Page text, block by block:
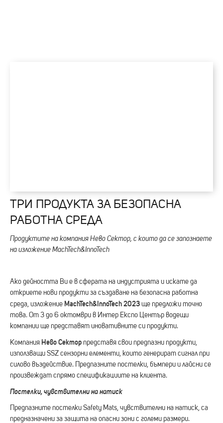
ТРИ ПРОДУКТА ЗА БЕЗОПАСНА
РАБОТНА СРЕДА
Продуктите на компания Нево Сектор, с които да се запознаете
на изложение MachTech&InnoTech
Ако дейността Ви е в сферата на индустрията и искате да
откриете нови продукти за създаване на безопасна работна
среда, изложение MachTech&InnoTech 2023 ще прeдложи точно
това. От 3 до 6 октомври в Интер Експо Център водещи
компании ще представят иновативните си продукти.
Компания Нево Сектор представя свои предпазни продукти,
използващи SSZ сензорни елементи, които генерират сигнал при
силово въздействие. Предпазните постелки, бъмпери и лайсни се
произвеждат спрямо спецификациите на клиента.
Постелки, чувствителни на натиск
Предпазните постелки Safety Mats, чувствителни на натиск, са
предназначени за защита на опасни зони с големи размери.